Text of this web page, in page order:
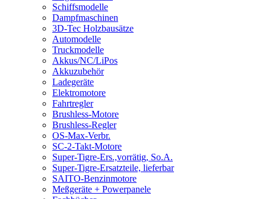
Schiffsmodelle
Dampfmaschinen
3D-Tec Holzbausätze
Automodelle
Truckmodelle
Akkus/NC/LiPos
Akkuzubehör
Ladegeräte
Elektromotore
Fahrtregler
Brushless-Motore
Brushless-Regler
OS-Max-Verbr.
SC-2-Takt-Motore
Super-Tigre-Ers.,vorrätig, So.A.
Super-Tigre-Ersatzteile, lieferbar
SAITO-Benzinmotore
Meßgeräte + Powerpanele